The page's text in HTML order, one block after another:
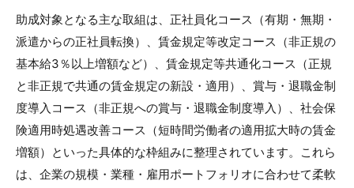
助成対象となる主な取組は、正社員化コース（有期・無期・
派遣からの正社員転換）、賃金規定等改定コース（非正規の
基本給3％以上増額など）、賃金規定等共通化コース（正規
と非正規で共通の賃金規定の新設・適用）、賞与・退職金制
度導入コース（非正規への賞与・退職金制度導入）、社会保
険適用時処遇改善コース（短時間労働者の適用拡大時の賃金
増額）といった具体的な枠組みに整理されています。これら
は、企業の規模・業種・雇用ポートフォリオに合わせて柔軟